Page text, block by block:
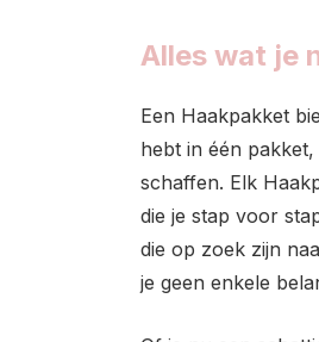
Alles wat je
Een Haakpakket
hebt in één
schaffen. Elk
die je stap voor
die op zoek zijn
je geen enkele